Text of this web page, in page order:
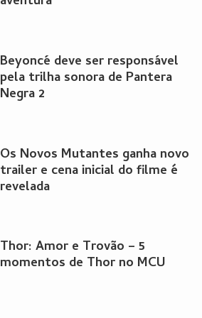
Beyoncé deve ser responsável
pela trilha sonora de Pantera
Negra 2
Os Novos Mutantes ganha novo
trailer e cena inicial do filme é
revelada
Thor: Amor e Trovão – 5
momentos de Thor no MCU